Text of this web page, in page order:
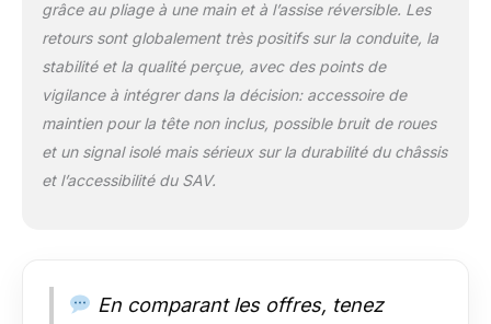
tous les défis des
rues de la ville.
SOLUTION DE
MOBILITÉ 3-EN-1:
utilisé dès la
immédiatement. Son
grâce au pliage à une main et à l’assise réversible. Les
retours sont globalement très positifs sur la conduite, la
stabilité et la qualité perçue, avec des points de
vigilance à intégrer dans la décision: accessoire de
maintien pour la tête non inclus, possible bruit de roues
et un signal isolé mais sérieux sur la durabilité du châssis
et l’accessibilité du SAV.
En comparant les offres, tenez